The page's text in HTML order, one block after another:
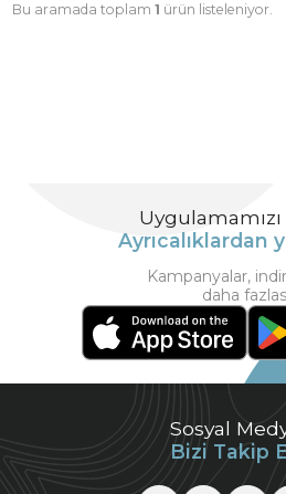
Bu aramada toplam 1 ürün listeleniyor.
Sosyal
Bizi Takip
Ayrıcalıklardan
Kampanyalar,
daha